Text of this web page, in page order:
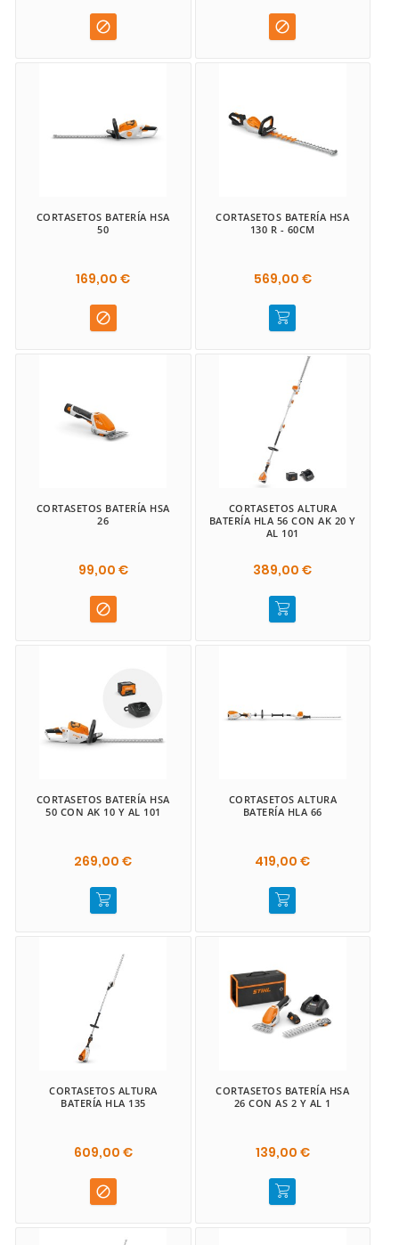
 
CORTASETOS BATERÍA HSA
50
169,00 €

CORTASETOS BATERÍA HSA
130 R - 60CM
569,00 €
CORTASETOS BATERÍA HSA
26
99,00 €

CORTASETOS ALTURA
BATERÍA HLA 56 CON AK 20 Y
AL 101
389,00 €
CORTASETOS BATERÍA HSA
50 CON AK 10 Y AL 101
269,00 €
CORTASETOS ALTURA
BATERÍA HLA 66
419,00 €
CORTASETOS ALTURA
BATERÍA HLA 135
609,00 €

CORTASETOS BATERÍA HSA
26 CON AS 2 Y AL 1
139,00 €